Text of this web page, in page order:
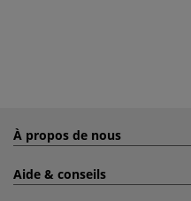
À propos de nous
Aide & conseils